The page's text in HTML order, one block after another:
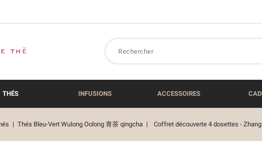
THÉS INFUSIONS ACCESSOIRES
Thés Bleu-Vert Wulong Oolong 青茶 qingcha Coffret découverte 4 dosettes -